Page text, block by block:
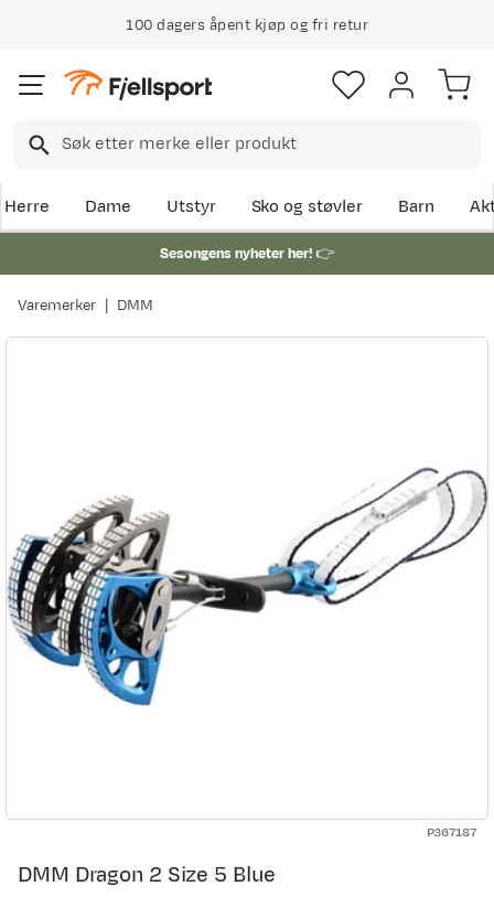
100 dagers åpent kjøp og fri retur
Herre Dame Utstyr Sko og støvler Barn
Sesongens nyheter her!👉
Varemerker DMM
P367187
DMM Dragon 2 Size 5 Blue